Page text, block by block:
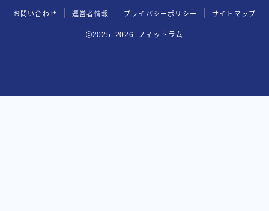
お問い合わせ 運営者情報 プライバシーポリシー サイトマップ
2025–2026 フィットラム